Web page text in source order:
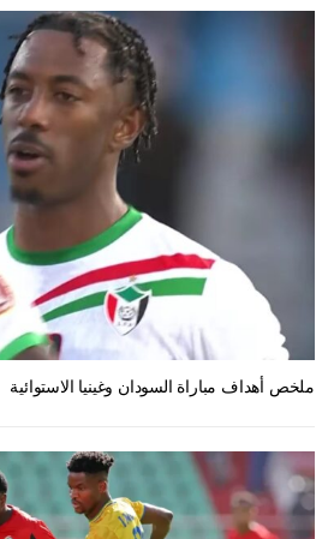
ملخص أهداف مباراة السودان وغينيا الاستوائية